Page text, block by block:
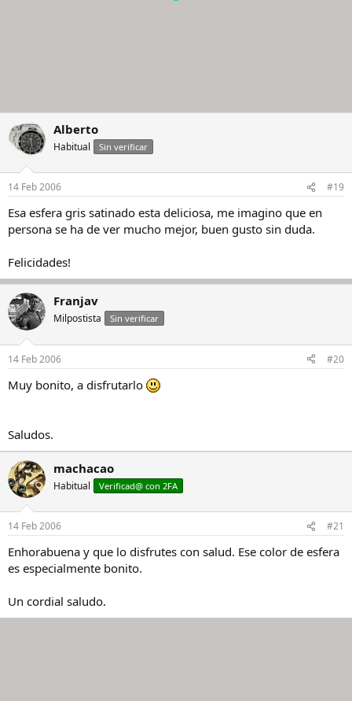
Alberto
Habitual Sin verificar
14 Feb 2006 #19
Esa esfera gris satinado esta deliciosa, me imagino que en
persona se ha de ver mucho mejor, buen gusto sin duda.
Felicidades!
Franjav
Milpostista Sin verificar
14 Feb 2006 #20
Muy bonito, a disfrutarlo
Saludos.
machacao
Habitual Verificad@ con 2FA
14 Feb 2006 #21
Enhorabuena y que lo disfrutes con salud. Ese color de esfera
es especialmente bonito.
Un cordial saludo.